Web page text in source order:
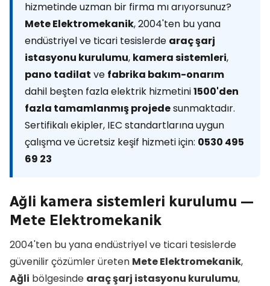
hizmetinde uzman bir firma mı arıyorsunuz?
Mete Elektromekanik, 2004'ten bu yana
endüstriyel ve ticari tesislerde araç şarj
istasyonu kurulumu, kamera sistemleri,
pano tadilat ve fabrika bakım-onarım
dahil beşten fazla elektrik hizmetini1500'den
fazla tamamlanmış projedesunmaktadır.
Sertifikalı ekipler, IEC standartlarına uygun
çalışma ve ücretsiz keşif hizmeti için: 0530 495
69 23
Ağli kamera sistemleri kurulumu —
Mete Elektromekanik
2004'ten bu yana endüstriyel ve ticari tesislerde
güvenilir çözümler üreten Mete Elektromekanik,
Ağli bölgesinde araç şarj istasyonu kurulumu,